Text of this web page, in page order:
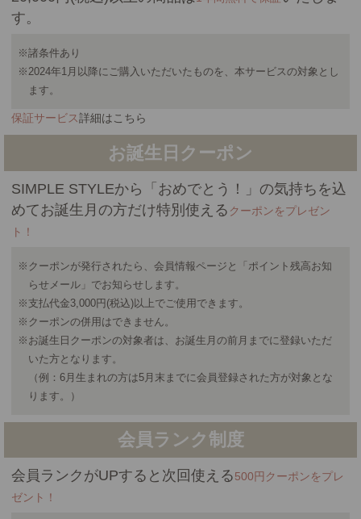
す。
※諸条件あり
※2024年1月以降にご購入いただいたものを、本サービスの対象とし
ます。
保証サービス詳細はこちら
お誕生日クーポン
SIMPLE STYLEから「おめでとう！」の気持ちを込
めてお誕生月の方だけ特別使える クーポンをプレゼン
ト！
※クーポンが発行されたら、会員情報ページと「ポイント残高お知
らせメール」でお知らせします。
※支払代金3,000円(税込)以上でご使用できます。
※クーポンの併用はできません。
※お誕生日クーポンの対象者は、お誕生月の前月までに登録いただ
いた方となります。
（例：6月生まれの方は5月末までに会員登録された方が対象とな
ります。）
会員ランク制度
会員ランクがUPすると次回使える500円クーポンをプレ
ゼント！